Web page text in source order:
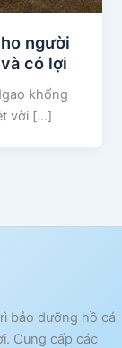
người
có lợi
khổng
vời […]
bảo dưỡng hồ cá
Cung cấp các